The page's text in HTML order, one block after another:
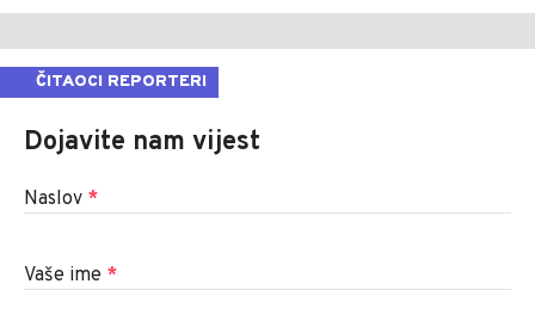
ČITAOCI REPORTERI
Dojavite nam vijest
Naslov *
Vaše ime *